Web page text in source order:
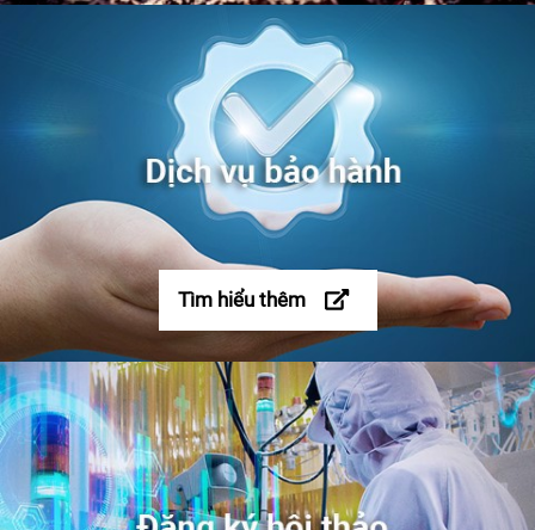
Tìm hiểu thêm